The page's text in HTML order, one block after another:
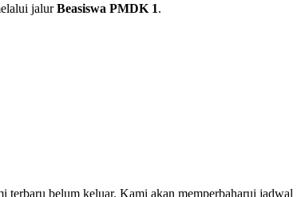
jalur Beasiswa PMDK 1.
terbaru belum keluar. Kami akan memperbaharui jadwal